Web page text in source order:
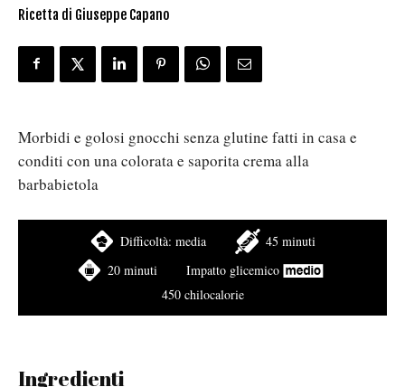
Ricetta di Giuseppe Capano
Morbidi e golosi gnocchi senza glutine fatti in casa e
conditi con una colorata e saporita crema alla
barbabietola
Difficoltà: media
45 minuti
20 minuti
Impatto glicemico
450 chilocalorie
Ingredienti